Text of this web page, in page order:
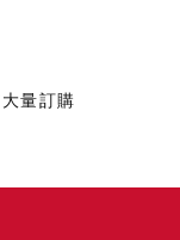
量訂購